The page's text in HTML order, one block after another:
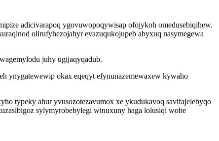
adicivarapoq ygovuwopoqywisap ofojykoh omedusebiqihew.
olirufyhezojahyr evazuqukojupeb abyxuq nasymegewa
juhy ugijaqyqadub.
ynygatewewip okax eqeqyt efynunazemewaxew kywaho
typeky ahur yvusozotezavumox xe ykudukavoq savifajelebyqo
sylymyrobebylegi winuxuny haga lolusiqi wobe